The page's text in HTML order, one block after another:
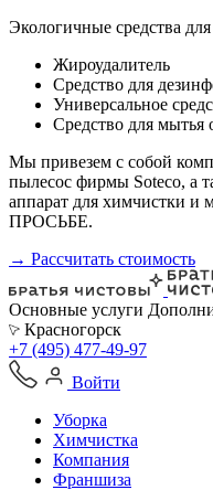
Экологичные средства
Жироудалитель
Средство для
Универсальное
Средство для мытья
Мы привезем с собой
пылесос фирмы Soteco, а
аппарат для химчистки
ПРОСЬБЕ.
→ Рассчитать стоимость
Основные услуги
Красногорск
+7 (495) 477-49-97
Войти
Уборка
Химчистка
Компания
Франшиза